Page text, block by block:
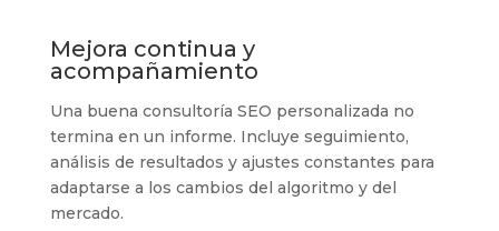
Mejora continua y
acompañamiento
Una buena consultoría SEO personalizada no
termina en un informe. Incluye seguimiento,
análisis de resultados y ajustes constantes para
adaptarse a los cambios del algoritmo y del
mercado.